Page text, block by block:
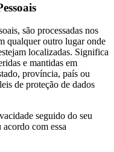
são processadas nos
qualquer outro lugar onde
localizadas. Significa
e mantidas em
província, país ou
de proteção de dados
seguido do seu
com essa